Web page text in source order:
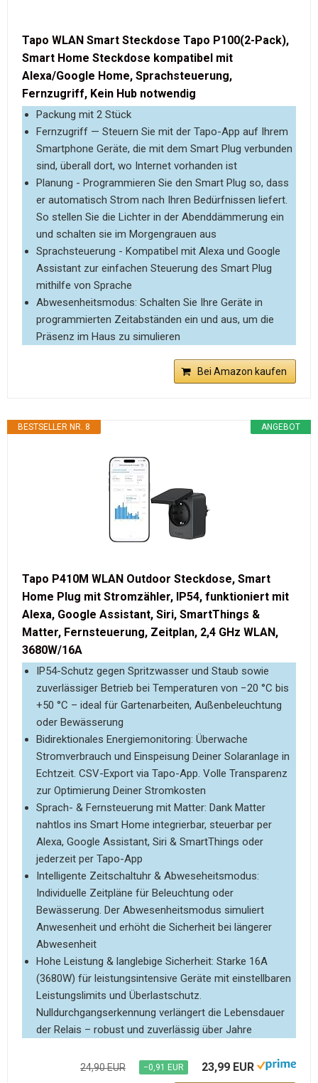
Tapo WLAN Smart Steckdose Tapo P100(2-Pack),
Smart Home Steckdose kompatibel mit
Alexa/Google Home, Sprachsteuerung,
Fernzugriff, Kein Hub notwendig
Packung mit 2 Stück
Fernzugriff — Steuern Sie mit der Tapo-App auf Ihrem
Smartphone Geräte, die mit dem Smart Plug verbunden
sind, überall dort, wo Internet vorhanden ist
Planung - Programmieren Sie den Smart Plug so, dass
er automatisch Strom nach Ihren Bedürfnissen liefert.
So stellen Sie die Lichter in der Abenddämmerung ein
und schalten sie im Morgengrauen aus
Sprachsteuerung - Kompatibel mit Alexa und Google
Assistant zur einfachen Steuerung des Smart Plug
mithilfe von Sprache
Abwesenheitsmodus: Schalten Sie Ihre Geräte in
programmierten Zeitabständen ein und aus, um die
Präsenz im Haus zu simulieren
Bei Amazon kaufen
ANGEBOT
BESTSELLER NR. 8
Tapo P410M WLAN Outdoor Steckdose, Smart
Home Plug mit Stromzähler, IP54, funktioniert mit
Alexa, Google Assistant, Siri, SmartThings &
Matter, Fernsteuerung, Zeitplan, 2,4 GHz WLAN,
3680W/16A
IP54-Schutz gegen Spritzwasser und Staub sowie
zuverlässiger Betrieb bei Temperaturen von −20 °C bis
+50 °C – ideal für Gartenarbeiten, Außenbeleuchtung
oder Bewässerung
Bidirektionales Energiemonitoring: Überwache
Stromverbrauch und Einspeisung Deiner Solaranlage in
Echtzeit. CSV-Export via Tapo-App. Volle Transparenz
zur Optimierung Deiner Stromkosten
Sprach- & Fernsteuerung mit Matter: Dank Matter
nahtlos ins Smart Home integrierbar, steuerbar per
Alexa, Google Assistant, Siri & SmartThings oder
jederzeit per Tapo-App
Intelligente Zeitschaltuhr & Abweseheitsmodus:
Individuelle Zeitpläne für Beleuchtung oder
Bewässerung. Der Abwesenheitsmodus simuliert
Anwesenheit und erhöht die Sicherheit bei längerer
Abwesenheit
Hohe Leistung & langlebige Sicherheit: Starke 16A
(3680W) für leistungsintensive Geräte mit einstellbaren
Leistungslimits und Überlastschutz.
Nulldurchgangserkennung verlängert die Lebensdauer
der Relais – robust und zuverlässig über Jahre
24,90 EUR −0,91 EUR 23,99 EUR